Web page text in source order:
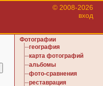
© 2008-2026
вход
Фотографии
география
карта фотографий
альбомы
фото-сравнения
реставрация